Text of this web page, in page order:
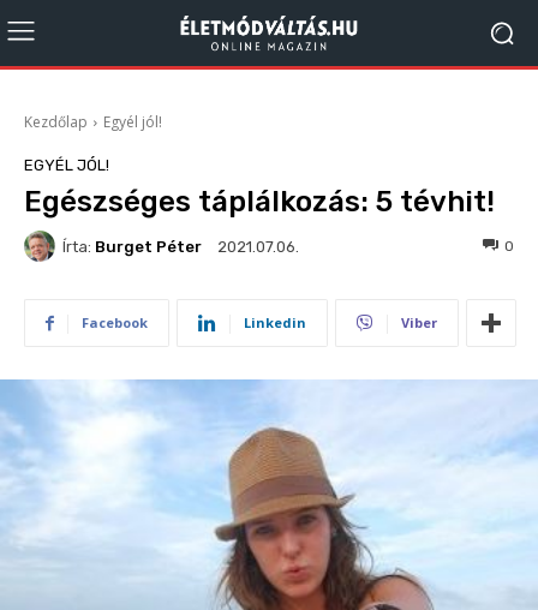
Kezdőlap Egyél jól!
EGYÉL JÓL!
Egészséges táplálkozás: 5 tévhit!
Írta: Burget Péter 2021.07.06. 0
Facebook Linkedin Viber